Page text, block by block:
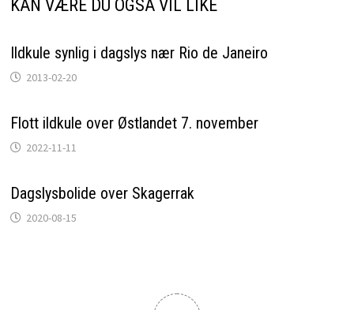
KAN VÆRE DU OGSÅ VIL LIKE
Ildkule synlig i dagslys nær Rio de Janeiro
2013-02-20
Flott ildkule over Østlandet 7. november
2022-11-11
Dagslysbolide over Skagerrak
2020-08-15